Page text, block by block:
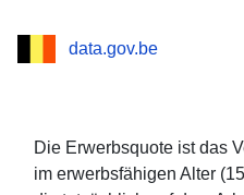
data.gov.be
Die Erwerbsquote ist das
im erwerbsfähigen Alter